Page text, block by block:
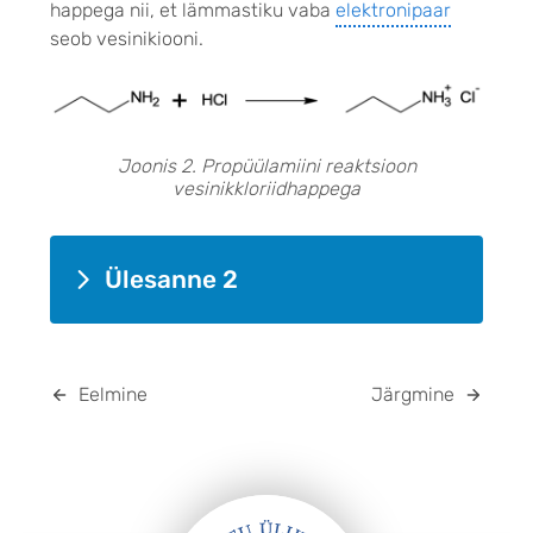
happega nii, et lämmastiku vabaelektronipaar
seob vesinikiooni.
Joonis 2. Propüülamiini reaktsioon
vesinikkloriidhappega
Ülesanne 2
Eelmine Järgmine